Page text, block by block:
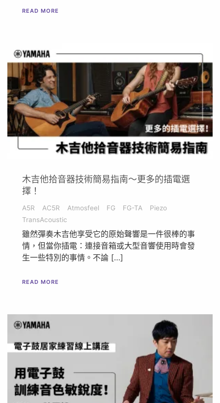
READ MORE
木吉他拾音器技術簡易指南～更多的插電選
擇！
A5R AC5R Atmosfeel FG FG-TA
Piezo
TransAcoustic
雖然彈奏木吉他享受它的原始聲響是一件很棒的事
情，但當你插電：連接音箱或大型音響使用時會發
生一些特別的事情。不論 […]
READ MORE